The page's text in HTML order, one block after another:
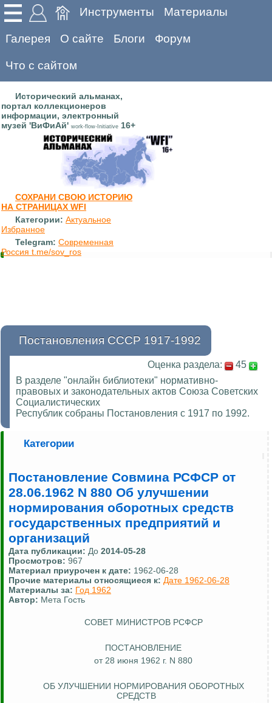
Инструменты Материалы
Галерея О сайте Блоги Форум
Что с сайтом
Исторический альманах,
портал коллекционеров
информации, электронный
музей 'ВиФиАй' work-flow-Initiative 16+
СОХРАНИ СВОЮ ИСТОРИЮ
НА СТРАНИЦАХ WFI
Категории: Актуальное
Избранное
Telegram: Современная
Россия t.me/sov_ros
Постановления СССР 1917-1992
Оценка раздела:
45
В разделе "онлайн библиотеки" нормативно-
правовых и законодательных актов Союза Советских
Социалистических
Республик собраны Постановления с 1917 по 1992.
Категории
Постановление Совмина РСФСР от
28.06.1962 N 880 Об улучшении
нормирования оборотных средств
государственных предприятий и
организаций
Дата публикации: До 2014-05-28
Просмотров: 967
Материал приурочен к дате: 1962-06-28
Прочие материалы относящиеся к: Дате 1962-06-28
Материалы за: Год 1962
Автор: Мета Гость
СОВЕТ МИНИСТРОВ РСФСР
ПОСТАНОВЛЕНИЕ
от 28 июня 1962 г. N 880
ОБ УЛУЧШЕНИИ НОРМИРОВАНИЯ ОБОРОТНЫХ
СРЕДСТВ